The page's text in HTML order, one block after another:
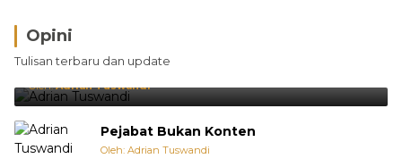
Opini
Tulisan terbaru dan update
Brasil Lebih Diunggulkan, tetapi Jepang Selalu
Punya Cara Membuat Kejutan
Oleh:Adrian Tuswandi
Pejabat Bukan Konten
Oleh: Adrian Tuswandi